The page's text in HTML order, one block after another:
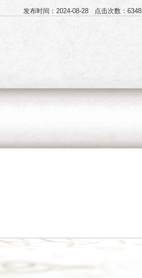
米，共有台阶3068级，约1-2个小时。 →
金阙宫 →罗汉寺 →天堂街 →韩信文化园
发布时间：2024-08-28 点击次数：6348